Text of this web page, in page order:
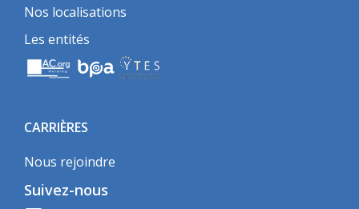
Nos localisations
Les entités
CARRIÈRES
Nous rejoindre
Suivez-nous